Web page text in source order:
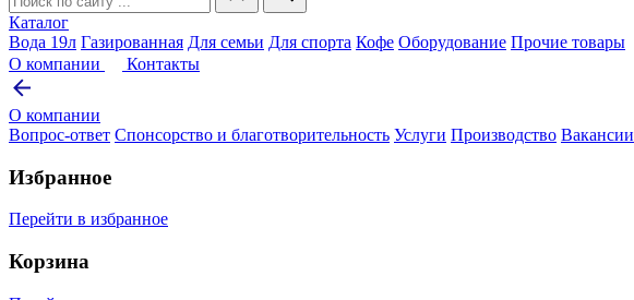
Каталог
Вода 19л Газированная Для семьи Для спорта Кофе Оборудование Прочие товары
О компании
Контакты
О компании
Вопрос-ответ Спонсорство и благотворительность Услуги Производство Вакансии
Избранное
Перейти в избранное
Корзина